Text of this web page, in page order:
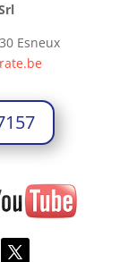
Esneux